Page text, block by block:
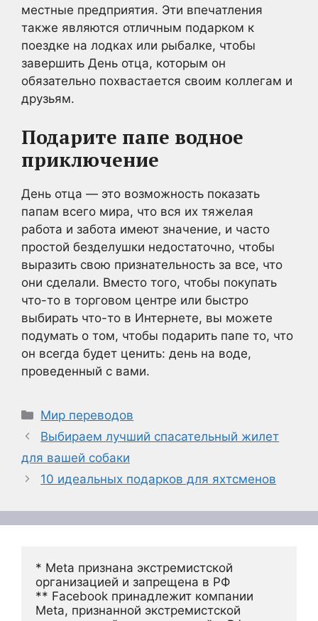
местные предприятия. Эти впечатления
также являются отличным подарком к
поездке на лодках или рыбалке, чтобы
завершить День отца, которым он
обязательно похвастается своим коллегам и
друзьям.
Подарите папе водное
приключение
День отца — это возможность показать
папам всего мира, что вся их тяжелая
работа и забота имеют значение, и часто
простой безделушки недостаточно, чтобы
выразить свою признательность за все, что
они сделали. Вместо того, чтобы покупать
что-то в торговом центре или быстро
выбирать что-то в Интернете, вы можете
подумать о том, чтобы подарить папе то, что
он всегда будет ценить: день на воде,
проведенный с вами.
Рубрики
Мир переводов
Выбираем лучший спасательный жилет
для вашей собаки
10 идеальных подарков для яхтсменов
* Meta признана экстремистской
организацией и запрещена в РФ
** Facebook принадлежит компании
Meta, признанной экстремистской